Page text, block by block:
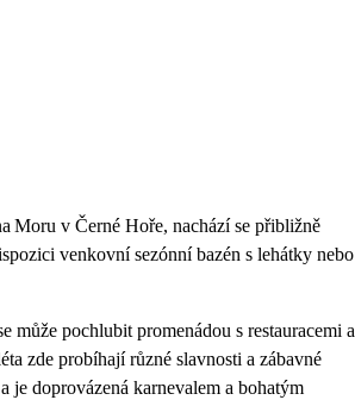
Moru v Černé Hoře, nachází se přibližně
venkovní sezónní bazén s lehátky nebo
může pochlubit promenádou s restauracemi a
zde probíhají různé slavnosti a zábavné
je doprovázená karnevalem a bohatým